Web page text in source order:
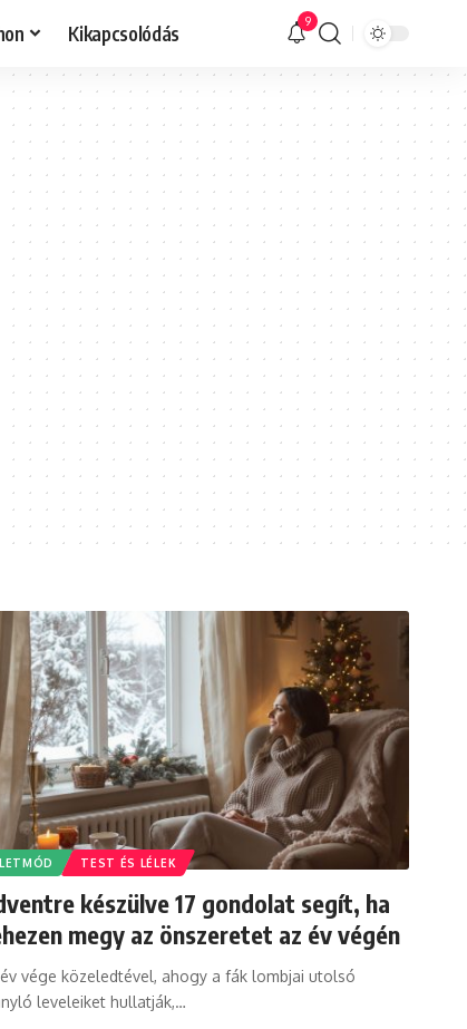
Kikapcsolódás 9
TEST ÉS LÉLEK
készülve 17 gondolat segít, ha
megy az önszeretet az év végén
vége közeledtével, ahogy a fák lombjai utolsó
leveleiket hullatják,…